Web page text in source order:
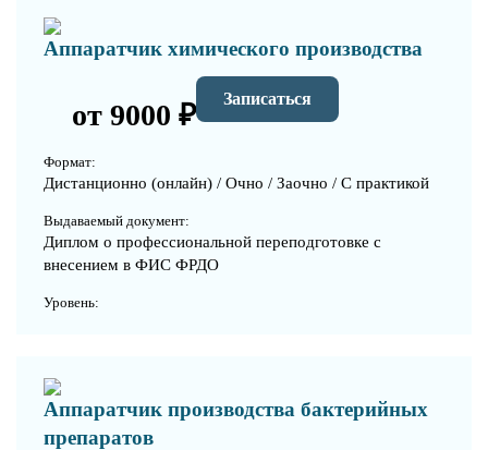
Аппаратчик химического производства
от 9000 ₽ Записаться
Формат:
Дистанционно (онлайн) / Очно / Заочно / С практикой
Выдаваемый документ:
Диплом о профессиональной переподготовке с
внесением в ФИС ФРДО
Уровень:
Аппаратчик производства бактерийных
препаратов